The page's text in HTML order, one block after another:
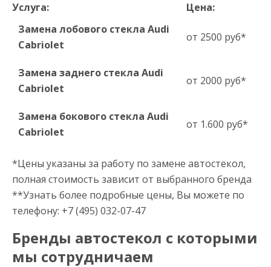
Услуга:
Цена:
Замена лобового стекла Audi
Cabriolet
от 2500 руб*
Замена заднего стекла Audi
Cabriolet
от 2000 руб*
Замена бокового стекла Audi
Cabriolet
от 1.600 руб*
*Цены указаны за работу по замене автостекол,
полная стоимость зависит от выбранного бренда
**Узнать более подробные цены, Вы можете по
телефону: +7 (495) 032-07-47
Бренды автостекол с которыми
мы сотрудничаем